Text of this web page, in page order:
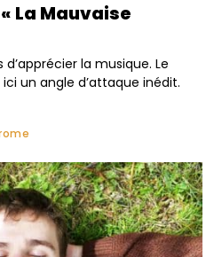
La Mauvaise
la musique. Le
un angle d’attaque inédit.